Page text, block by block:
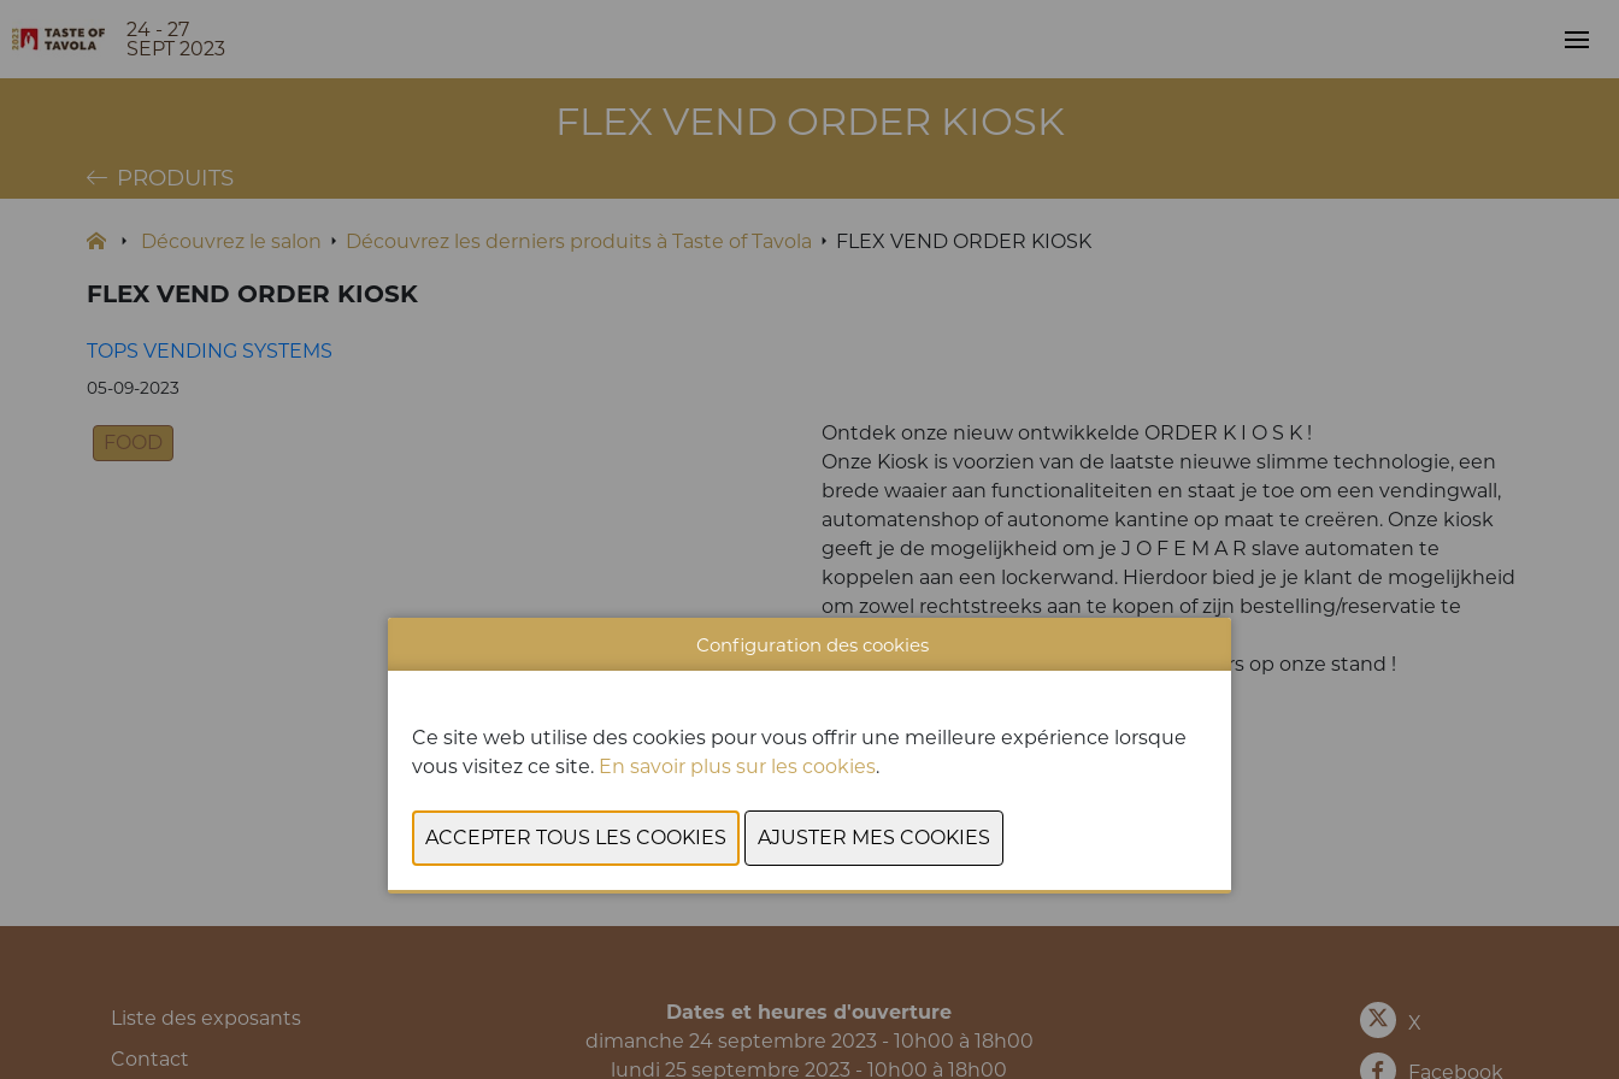
24 - 27
SEPT 2023
FLEX VEND ORDER KIOSK
PRODUITS
Découvrez le salon Découvrez les derniers produits à Taste of Tavola FLEX VEND ORDER KIOSK
FLEX VEND ORDER KIOSK
FOOD
TOPS VENDING SYSTEMS
05-09-2023
Ontdek onze nieuw ontwikkelde ORDER K I O S K !
Onze Kiosk is voorzien van de laatste nieuwe slimme technologie, een
brede waaier aan functionaliteiten en staat je toe om een vendingwall,
automatenshop of autonome kantine op maat te creëren. Onze kiosk
geeft je de mogelijkheid om je J O F E M A R slave automaten te
koppelen aan een lockerwand. Hierdoor bied je je klant de mogelijkheid
om zowel rechtstreeks aan te kopen of zijn bestelling/reservatie te
komen afhalen via een code.
Alle extra snufjes ontdek je tijdens de beurs op onze stand !
CONTACTEZ NOUS
PRÉCÉDENT SUIVANT
Liste des exposants
Contact
Dates et heures d'ouverture
dimanche 24 septembre 2023 - 10h00 à 18h00
lundi 25 septembre 2023 - 10h00 à 18h00
X
Facebook
Configuration des cookies
Ce site web utilise des cookies pour vous offrir une meilleure expérience lorsque
vous visitez ce site. En savoir plus sur les cookies.